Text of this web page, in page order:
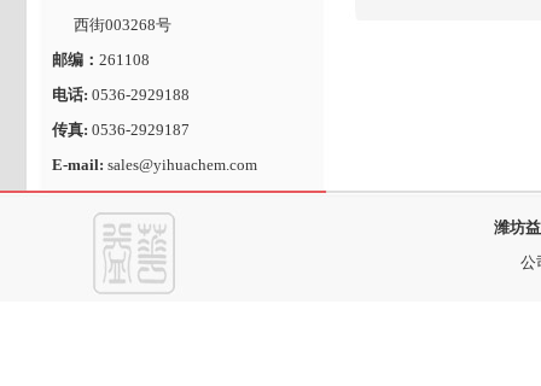
西街003268号
邮编： 261108
电话: 0536-2929188
传真: 0536-2929187
E-mail: sales@yihuachem.com
潍坊
公